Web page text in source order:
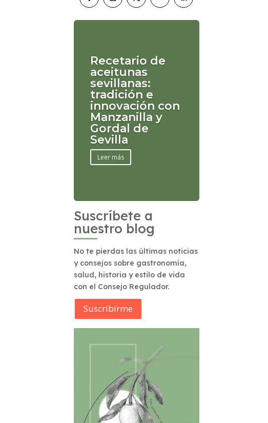
Recetario de
aceitunas
sevillanas:
tradición e
innovación con
Manzanilla y
Gordal de
Sevilla
Leer más
Suscríbete a
nuestro blog
No te pierdas las últimas noticias
y consejos sobre gastronomía,
salud, historia y estilo de vida
con el Consejo Regulador.
Suscribírme